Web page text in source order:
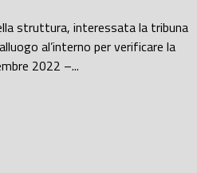
struttura, interessata la tribuna
al’interno per verificare la
2022 –...